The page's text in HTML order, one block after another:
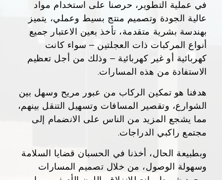
في عملية التطوير، حرصنا على استخدام مواد
عالية الجودة وتصميم منتج بسيط وعملي، يتميز
بهندسة بشرية متقدمة، تأخذ بعين الاعتبار جميع
أنواع المركبات ذات العجلتين – سواء كانت
كهربائية أو غير كهربائية – وذلك من أجل تعظيم
الاستفادة من هذه المسارات.
هدفنا هو تمكين الركاب من عبور مريح وسهل بين
الشوارع، وتقصير المسافات وتسهيل التنقل بينهم،
مما يشجع المزيد من الناس على الانضمام إلى
مجتمع راكبي الدراجات.
وبطبيعة الحال، أخذنا في الحسبان قضايا السلامة
وسهولة الوصول، من خلال تصميم المسارات